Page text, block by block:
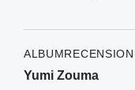
Yumi Zouma